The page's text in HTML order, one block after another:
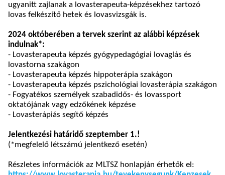
ugyanitt zajlanak a lovasterapeuta-képzésekhez tartozó
lovas felkészítő hetek és lovasvizsgák is.
2024 októberében a tervek szerint az alábbi képzések
indulnak*:
- Lovasterapeuta képzés gyógypedagógiai lovaglás és
lovastorna szakágon
- Lovasterapeuta képzés hippoterápia szakágon
- Lovasterapeuta képzés pszichológiai lovasterápia szakágon
- Fogyatékos személyek szabadidős- és lovassport
oktatójának vagy edzőkének képzése
- Lovasterápiás segítő képzés
Jelentkezési határidő szeptember 1.!
(*megfelelő létszámú jelentkező esetén)
Részletes információk az MLTSZ honlapján érhetők el: